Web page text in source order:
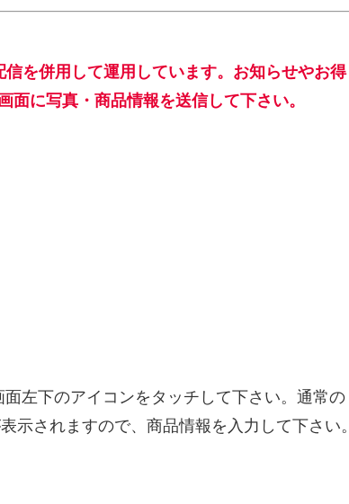
を併用して運用しています。お知らせやお得
面に写真・商品情報を送信して下さい。
左下のアイコンをタッチして下さい。通常の
示されますので、商品情報を入力して下さい。